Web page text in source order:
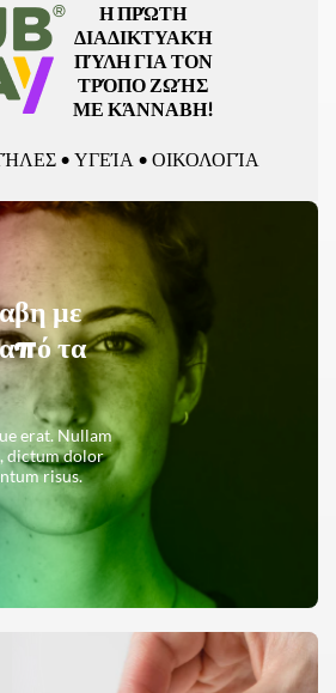
Η ΠΡΏΤΗ
ΔΙΑΔΙΚΤΥΑΚΉ
ΠΎΛΗ ΓΙΑ ΤΟΝ
ΤΡΌΠΟ ΖΩΉΣ
ΜΕ ΚΆΝΝΑΒΗ!
• ΥΓΕΊΑ • ΟΙΚΟΛΟΓΊΑ
με
τα
erat. Nullam
dictum dolor
risus.
ΤΟ